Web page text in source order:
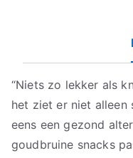
“Niets zo lekker als
het ziet er niet alleen
eens een gezond
goudbruine snacks